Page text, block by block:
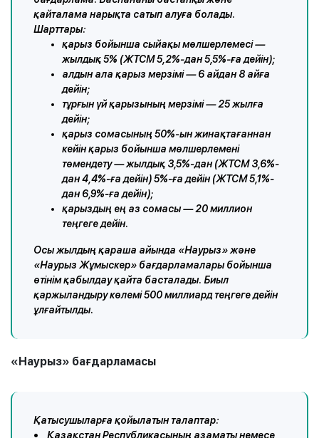
қайталама нарықта сатып алуға болады.
Шарттары:
қарыз бойынша сыйақы мөлшерлемесі —
жылдық 5% (ЖТСМ 5,2%-дан 5,5%-ға дейін);
алдын ала қарыз мерзімі — 6 айдан 8 айға
дейін;
тұрғын үй қарызының мерзімі — 25 жылға
дейін;
қарыз сомасының 50%-ын жинақтағаннан
кейін қарыз бойынша мөлшерлемені
төмендету — жылдық 3,5%-дан (ЖТСМ 3,6%-
дан 4,4%-ға дейін) 5%-ға дейін (ЖТСМ 5,1%-
дан 6,9%-ға дейін);
қарыздың ең аз сомасы — 20 миллион
теңгеге дейін.
Осы жылдың қараша айында «Наурыз» және
«Наурыз Жұмыскер» бағдарламалары бойынша
өтінім қабылдау қайта басталады. Биыл
қаржыландыру көлемі 500 миллиард теңгеге дейін
ұлғайтылды.
«Наурыз» бағдарламасы
Қатысушыларға қойылатын талаптар:
• Қазақстан Республикасының азаматы немесе